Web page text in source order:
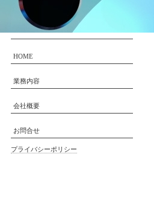
HOME
業務内容
会社概要
お問合せ
プライバシーポリシー